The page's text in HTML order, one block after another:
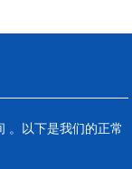
。以下是我们的正常